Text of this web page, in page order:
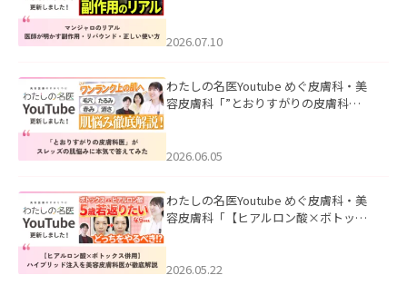
た。
2026.07.10
わたしの名医Youtube めぐ皮膚科・美
容皮膚科「”とおりすがりの皮膚科
2026.06.05
わたしの名医Youtube めぐ皮膚科・美
容皮膚科「【ヒアルロン酸×ボトック
た。
2026.05.22